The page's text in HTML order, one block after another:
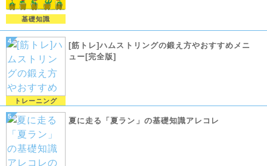
基礎知識
トレーニング
[筋トレ]ハムストリングの鍛え方やおすすめメニ
ュー[完全版]
夏に走る「夏ラン」の基礎知識アレコレ